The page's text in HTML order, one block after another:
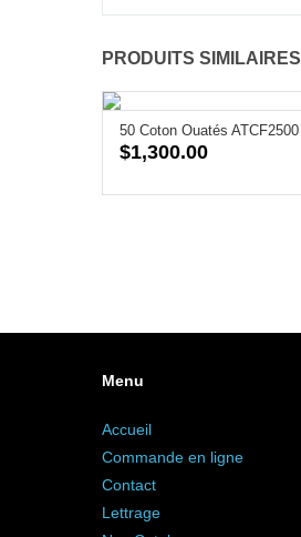
PRODUITS SIMILAIRES
50 Coton Ouatés ATCF2500
$1,300.00
Menu
Accueil
Commande en ligne
Contact
Lettrage